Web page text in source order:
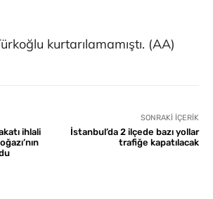
kurtarılamamıştı. (AA)
ihlali
SONRAKI İÇERIK
İstanbul’da 2 ilçede bazı yollar
trafiğe kapatılacak